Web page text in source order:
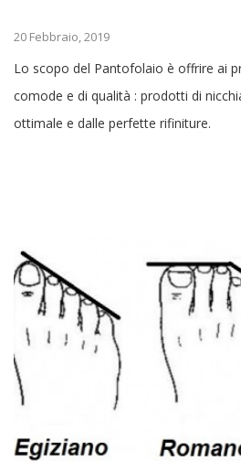
20 Febbraio, 2019
Lo scopo del Pantofolaio è offrire ai
comode e di qualità : prodotti di
ottimale e dalle perfette rifiniture.